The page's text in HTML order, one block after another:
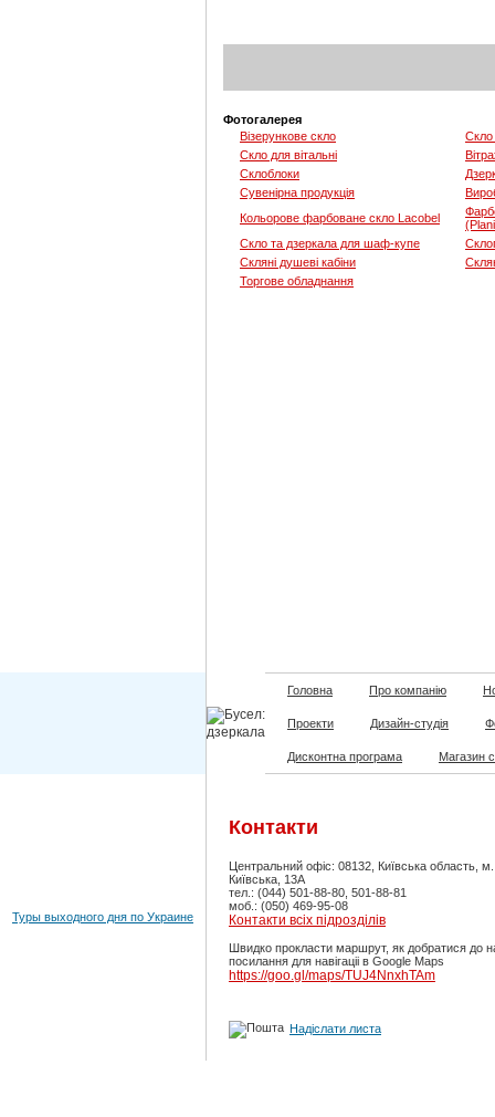
Фотогалерея
Візерункове скло
Скло
Скло для вітальні
Склоблоки
Сувенірна продукція
Кольорове фарбоване скло Lacobel
Скло та дзеркала для шаф-купе
Скляні душеві кабіни
Торгове обладнання
Головна Про компанію
Проекти Дизайн-студія
Дисконтна програма Магазин
Туры выходного дня по Украине
Контакти
Центральний офіс: 08132, Київська область,
Київська, 13А
тел.: (044) 501-88-80, 501-88-81
моб.: (050) 469-95-08
Контакти всіх підрозділів
Швидко прокласти маршрут, як добратися до
посилання для навігаціі в Google Maps
https://goo.gl/maps/TUJ4NnxhTAm
Надіслати листа